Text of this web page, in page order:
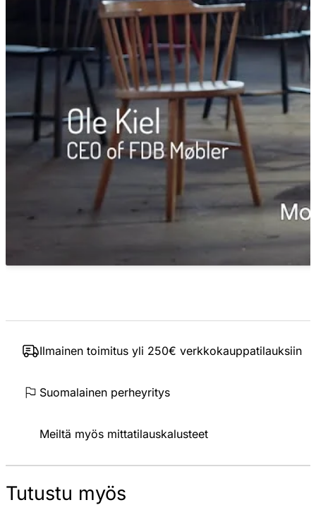
Ilmainen toimitus yli 250€ verkkokauppatilauksiin
Suomalainen perheyritys
Meiltä myös mittatilauskalusteet
Tutustu myös